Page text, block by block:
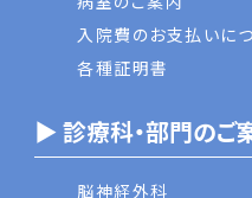
入院費のお支払いに
各種証明書
▶ 診療科・部門のご
脳神経外科